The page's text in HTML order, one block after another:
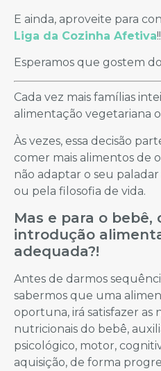
E ainda, aproveite para
Liga da Cozinha Afetiva
Esperamos que gostem
Cada vez mais famílias
alimentação vegetariana
Às vezes, essa decisão
comer mais alimentos de
não adaptar o seu
ou pela filosofia de vida.
Mas e para o bebê,
introdução
adequada?!
Antes de darmos
sabermos que uma
oportuna, irá satisfazer as
nutricionais do bebê,
psicológico, motor,
aquisição, de forma